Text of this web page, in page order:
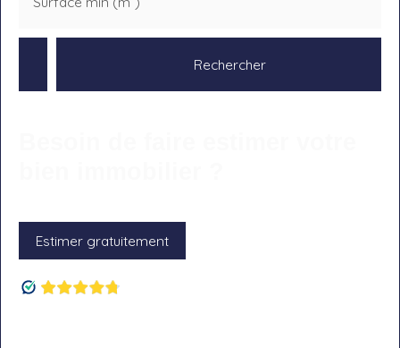
Rechercher
Estimer gratuitement